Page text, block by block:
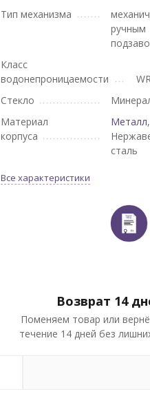
Тип механизма
ручным
Класс
водонепроницаемости
Стекло
Материал
корпуса
Металл,
сталь
Все характеристики
Возврат 14
Поменяем товар или
течение 14 дней без